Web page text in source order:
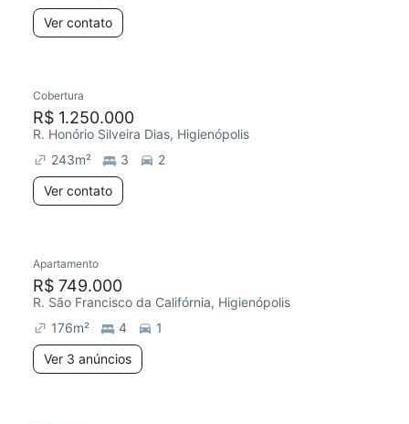
Ver contato
Redecorar
Cobertura
R$ 1.250.000
R. Honório Silveira Dias, Higienópolis
243m² 3
2
Ver contato
Apartamento
R$ 749.000
R. São Francisco da Califórnia, Higienópolis
176m² 4
1
Ver 3 anúncios